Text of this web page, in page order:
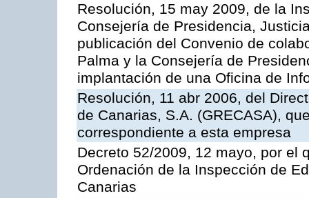
Resolución, 15 may 2009, de la
Consejería de Presidencia,
publicación del Convenio de
Palma y la Consejería de
implantación de una Oficina de
Resolución, 11 abr 2006, del
de Canarias, S.A. (GRECASA),
correspondiente a esta empresa
Decreto 52/2009, 12 mayo, por el
Ordenación de la Inspección de
Canarias